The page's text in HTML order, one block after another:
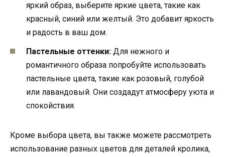
яркий образ, выберите яркие цвета, такие как
красный, синий или желтый. Это добавит яркость
и радость в ваш дом.
Пастельные оттенки: Для нежного и
романтичного образа попробуйте использовать
пастельные цвета, такие как розовый, голубой
или лавандовый. Они создадут атмосферу уюта и
спокойствия.
Кроме выбора цвета, вы также можете рассмотреть
использование разных цветов для деталей кролика,